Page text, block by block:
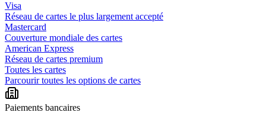
Visa
Réseau de cartes le plus largement accepté
Mastercard
Couverture mondiale des cartes
American Express
Réseau de cartes premium
Toutes les cartes
Parcourir toutes les options de cartes
Paiements bancaires